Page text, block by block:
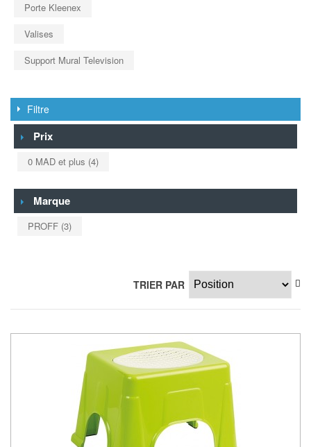
Porte Kleenex
Valises
Support Mural Television
Filtre
Prix
0 MAD et plus (4)
Marque
PROFF (3)
TRIER PAR